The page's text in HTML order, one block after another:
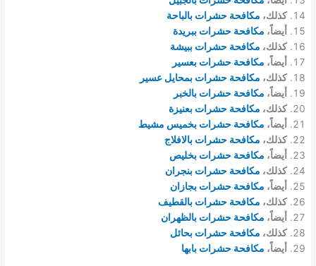
كذلك، مكافحة حشرات بالباحة
أيضاً، مكافحة حشرات ببريدة
كذلك، مكافحة حشرات ببيشة
أيضاً، مكافحة حشرات بعسير
كذلك، مكافحة حشرات بمحايل عسير
أيضاً، مكافحة حشرات بالخبر
كذلك، مكافحة حشرات بعنيزة
أيضاً، مكافحة حشرات بخميس مشيط
كذلك، مكافحة حشرات بالافلاج
أيضاً، مكافحة حشرات بخليص
كذلك، مكافحة حشرات بنجران
أيضاً، مكافحة حشرات بجازان
كذلك، مكافحة حشرات بالقطيف
أيضاً، مكافحة حشرات بالظهران
كذلك، مكافحة حشرات بحائل
أيضاً، مكافحة حشرات بابها